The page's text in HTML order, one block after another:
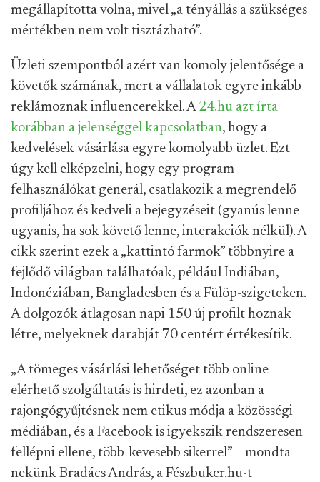
megállapította volna, mivel „a tényállás a szükséges
mértékben nem volt tisztázható”.
Üzleti szempontból azért van komoly jelentősége a
követők számának, mert a vállalatok egyre inkább
reklámoznak influencerekkel. A 24.hu azt írta
korábban a jelenséggel kapcsolatban, hogy a
kedvelések vásárlása egyre komolyabb üzlet. Ezt
úgy kell elképzelni, hogy egy program
felhasználókat generál, csatlakozik a megrendelő
profiljához és kedveli a bejegyzéseit (gyanús lenne
ugyanis, ha sok követő lenne, interakciók nélkül). A
cikk szerint ezek a „kattintó farmok” többnyire a
fejlődő világban találhatóak, például Indiában,
Indonéziában, Bangladesben és a Fülöp-szigeteken.
A dolgozók átlagosan napi 150 új profilt hoznak
létre, melyeknek darabját 70 centért értékesítik.
„A tömeges vásárlási lehetőséget több online
elérhető szolgáltatás is hirdeti, ez azonban a
rajongógyűjtésnek nem etikus módja a közösségi
médiában, és a Facebook is igyekszik rendszeresen
fellépni ellene, több-kevesebb sikerrel” – mondta
nekünk Bradács András, a Fészbuker.hu-t